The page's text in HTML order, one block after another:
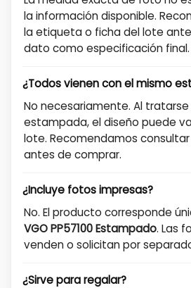
la información disponible.
la etiqueta o ficha del lote
dato como especificación final.
¿Todos vienen con el mismo
No necesariamente. Al
estampada, el diseño puede
lote. Recomendamos
antes de comprar.
¿Incluye fotos impresas?
No. El producto corresponde
VGO PP57100 Estampado. Las
venden o solicitan por
¿Sirve para regalar?